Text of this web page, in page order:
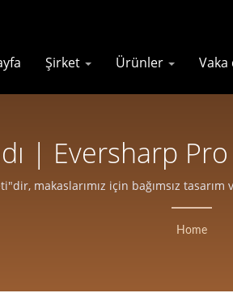
Şirket Ürünler Vaka
| Eversharp
ISO Sertifikalı
makaslarımız için bağımsız
Home